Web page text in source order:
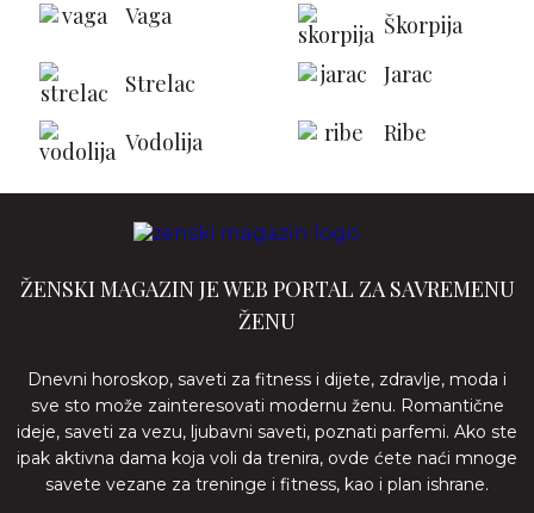
Vaga
Škorpija
Strelac Jarac
Vodolija Ribe
ŽENSKI MAGAZIN JE WEB PORTAL ZA SAVREMENU
ŽENU
Dnevni horoskop, saveti za fitness i dijete, zdravlje, moda i
sve sto može zainteresovati modernu ženu. Romantične
ideje, saveti za vezu, ljubavni saveti, poznati parfemi. Ako ste
ipak aktivna dama koja voli da trenira, ovde ćete naći mnoge
savete vezane za treninge i fitness, kao i plan ishrane.